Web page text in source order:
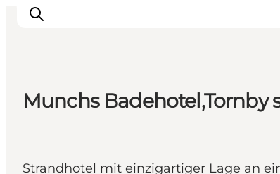
Events
Munchs Badehotel,Tornby
Strandhotel mit einzigartiger Lage an